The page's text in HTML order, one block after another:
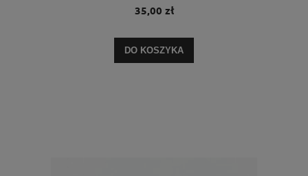
35,00 zł
DO KOSZYKA